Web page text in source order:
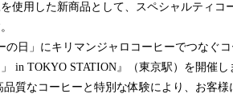
使用した新商品として、スペシャルティコ
日」にキリマンジャロコーヒーでつなぐ
in TOKYO STATION』（東京駅）を開催し
品質なコーヒーと特別な体験により、お客